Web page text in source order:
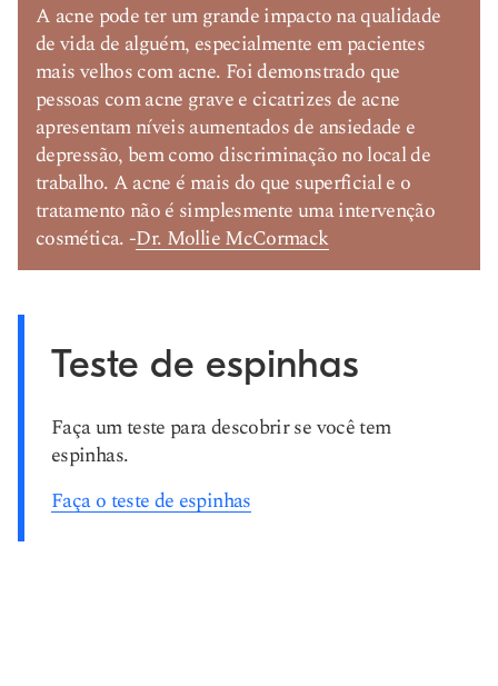
A acne pode ter um grande impacto na qualidade
de vida de alguém, especialmente em pacientes
mais velhos com acne. Foi demonstrado que
pessoas com acne grave e cicatrizes de acne
apresentam níveis aumentados de ansiedade e
depressão, bem como discriminação no local de
trabalho. A acne é mais do que superficial e o
tratamento não é simplesmente uma intervenção
cosmética. -Dr. Mollie McCormack
Teste de espinhas
Faça um teste para descobrir se você tem
espinhas.
Faça o teste de espinhas